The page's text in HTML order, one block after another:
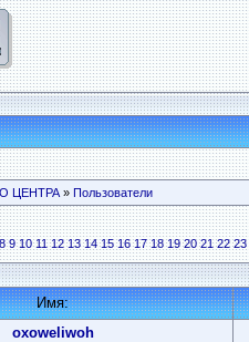
ЦЕНТРА » Пользователи
8 9 10 11 12 13 14 15 16 17 18 19 20 21 22 23
Имя:
oxoweliwoh